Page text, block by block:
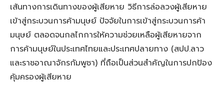
เส้นทางการเดินทางของผู้เสียหาย วิธีการล่อลวงผู้เสียหาย
เข้าสู่กระบวนการค้ามนุษย์ ปัจจัยในการเข้าสู่กระบวนการค้า
มนุษย์ ตลอดจนกลไกการให้ความช่วยเหลือผู้เสียหายจาก
การค้ามนุษย์ในประเทศไทยและประเทศปลายทาง (สปป.ลาว
และราชอาณาจักรกัมพูชา) ที่ถือเป็นส่วนสำคัญในการปกป้อง
คุ้มครองผู้เสียหาย